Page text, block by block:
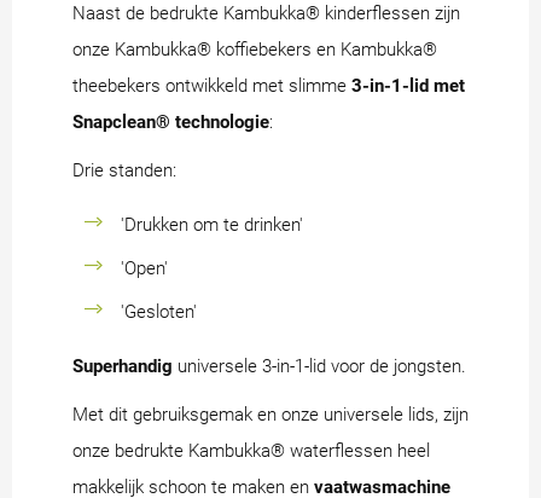
Naast de bedrukte Kambukka® kinderflessen zijn
onze Kambukka® koffiebekers en Kambukka®
theebekers ontwikkeld met slimme 3-in-1-lid met
Snapclean® technologie:
Drie standen:
'Drukken om te drinken'
'Open'
'Gesloten'
Superhandig universele 3-in-1-lid voor de jongsten.
Met dit gebruiksgemak en onze universele lids, zijn
onze bedrukte Kambukka® waterflessen heel
makkelijk schoon te maken en vaatwasmachine